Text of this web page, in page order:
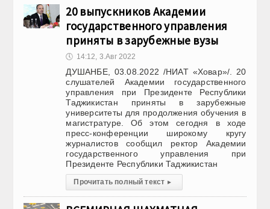
20 выпускников Академии
государственного управления
приняты в зарубежные вузы
🕔 14:12, 3.Авг 2022
ДУШАНБЕ, 03.08.2022 /НИАТ «Ховар»/. 20
слушателей Академии государственного
управления при Президенте Республики
Таджикистан приняты в зарубежные
университеты для продолжения обучения в
магистратуре. Об этом сегодня в ходе
пресс-конференции широкому кругу
журналистов сообщил ректор Академии
государственного управления при
Президенте Республики Таджикистан
Прочитать полный текст ▸